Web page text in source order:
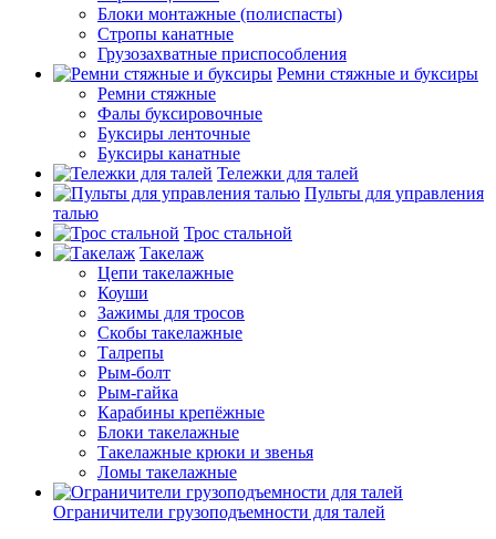
Блоки монтажные (полиспасты)
Стропы канатные
Грузозахватные приспособления
Ремни стяжные и буксиры
Ремни стяжные
Фалы буксировочные
Буксиры ленточные
Буксиры канатные
Тележки для талей
Пульты для управления
талью
Трос стальной
Такелаж
Цепи такелажные
Коуши
Зажимы для тросов
Скобы такелажные
Талрепы
Рым-болт
Рым-гайка
Карабины крепёжные
Блоки такелажные
Такелажные крюки и звенья
Ломы такелажные
Ограничители грузоподъемности для талей